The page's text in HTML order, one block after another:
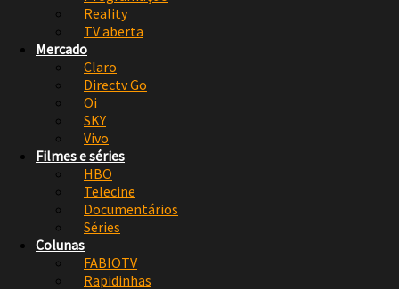
Reality
TV aberta
Mercado
Claro
Directv Go
Oi
SKY
Vivo
Filmes e séries
HBO
Telecine
Documentários
Séries
Colunas
FABIOTV
Rapidinhas